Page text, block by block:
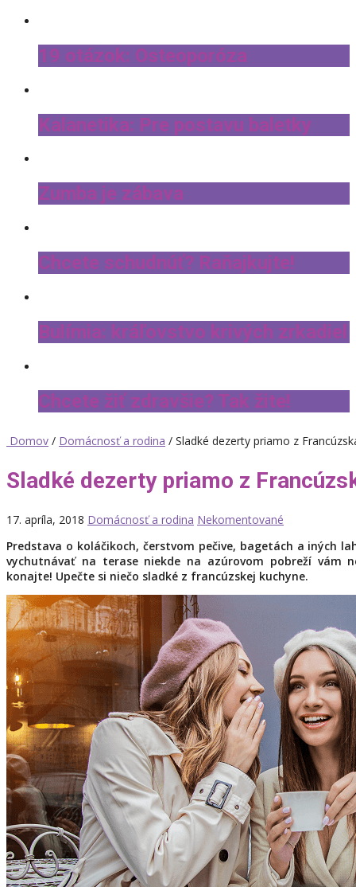
19 otázok: Osteoporóza
Kalanetika: Pre postavu baletky
Zumba je zábava
Chcete schudnúť? Raňajkujte!
Bulímia: kráľovstvo krivých zrkadiel
Chcete žiť zdravšie? Tak žite!
Domov / Domácnosť a rodina / Sladké dezerty priamo z
Sladké dezerty priamo z
17. apríla, 2018 Domácnosť a rodina Nekomentované
Predstava o koláčikoch, čerstvom pečive, bagetách a iných
vychutnávať na terase niekde na azúrovom pobreží vám
konajte! Upečte si niečo sladké z francúzskej kuchyne.